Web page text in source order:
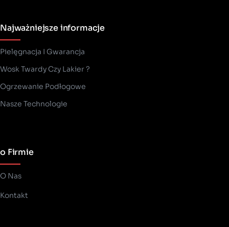
Najważniejsze informacje
Pielęgnacja I Gwarancja
Wosk Twardy Czy Lakier ?
­Ogrzewanie Podłogowe
Nasze Technologie
o Firmie
O Nas
Kontakt